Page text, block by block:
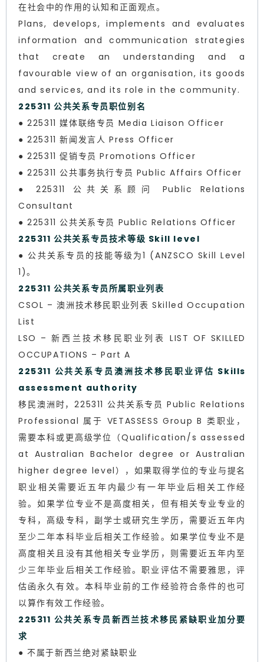
在社会中的作用的认知和正面观点。
Plans, develops, implements and evaluates
information and communication strategies
that create an understanding and a
favourable view of an organisation, its goods
and services, and its role in the community.
225311 公共关系专员职位别名
● 225311 媒体联络专员 Media Liaison Officer
● 225311 新闻发言人 Press Officer
● 225311 促销专员 Promotions Officer
● 225311 公共事务执行专员 Public Affairs Officer
● 225311 公共关系顾问 Public Relations
Consultant
● 225311 公共关系专员 Public Relations Officer
225311 公共关系专员技术等级 Skill level
● 公共关系专员的技能等级为1 (ANZSCO Skill Level
1)。
225311 公共关系专员所属职业列表
CSOL – 澳洲技术移民职业列表 Skilled Occupation
List
LSO – 新西兰技术移民职业列表 LIST OF SKILLED
OCCUPATIONS – Part A
225311 公共关系专员澳洲技术移民职业评估 Skills
assessment authority
移民澳洲时，225311 公共关系专员 Public Relations
Professional 属于 VETASSESS Group B 类职业，
需要本科或更高级学位（Qualification/s assessed
at Australian Bachelor degree or Australian
higher degree level），如果取得学位的专业与提名
职业相关需要近五年内最少有一年毕业后相关工作经
验。如果学位专业不是高度相关，但有相关专业专业的
专科，高级专科，副学士或研究生学历，需要近五年内
至少二年本科毕业后相关工作经验。如果学位专业不是
高度相关且没有其他相关专业学历，则需要近五年内至
少三年毕业后相关工作经验。职业评估不需要雅思，评
估函永久有效。本科毕业前的工作经验符合条件的也可
以算作有效工作经验。
225311 公共关系专员新西兰技术移民紧缺职业加分要
求
● 不属于新西兰绝对紧缺职业